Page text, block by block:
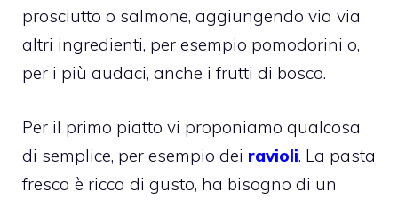
prosciutto o salmone, aggiungendo via via
altri ingredienti, per esempio pomodorini o,
per i più audaci, anche i frutti di bosco.
Per il primo piatto vi proponiamo qualcosa
di semplice, per esempio dei ravioli. La pasta
fresca è ricca di gusto, ha bisogno di un